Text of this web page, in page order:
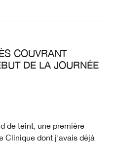
COUVRANT
DE LA JOURNÉE
de teint, une première
Clinique dont j'avais déjà